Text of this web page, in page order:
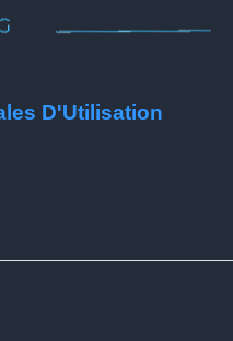
D'Utilisation